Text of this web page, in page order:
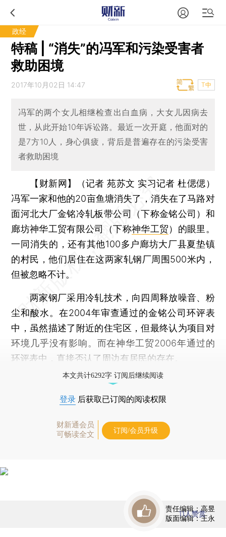
政经
特稿 | “消失”的冯军和污染受害者
救助困境
2017年10月02日 14:47 T中
冯军的两个女儿相继检查出白血病，大女儿因病去
世，从此开始10年诉讼路。最近一次开庭，他面对的
是7方10人，身心俱疲，背后是普遍存在的污染受害
者救助困境
【财新网】（记者 苑苏文 实习记者 杜偲偲）
冯军一家和他的20亩鱼塘消失了，消失在了马路对
面河北大厂金铭冷轧板带公司（下称金铭公司）和
廊坊神华工贸有限公司（下称神华工贸）的眼里。
一同消失的，还有其他100多户廊坊大厂县夏垫镇
的村民，他们居住在这两家轧钢厂周围500米内，
但被忽略不计。
两家钢厂采用冷轧技术，向四周释放噪音、粉
尘和酸水。在2004年审查通过的金铭公司环评表
中，虽然描述了附近的住宅区，但最终认为项目对
环境几乎没有影响。而在神华工贸2006年通过的
环评表中，直接否认了周边有居民的存在。
本文共计6292字 订阅后继续阅读
登录 后获取已订阅的阅读权限
财新通会员
可畅读全文
订阅/会员升级
责任编辑：高昱
版面编辑：王永
11人赞赏